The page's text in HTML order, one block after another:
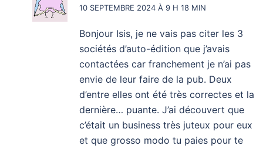
10 SEPTEMBRE 2024 À 9 H 18 MIN
Bonjour Isis, je ne vais pas citer les 3
sociétés d’auto-édition que j’avais
contactées car franchement je n’ai pas
envie de leur faire de la pub. Deux
d’entre elles ont été très correctes et la
dernière… puante. J’ai découvert que
c’était un business très juteux pour eux
et que grosso modo tu paies pour te